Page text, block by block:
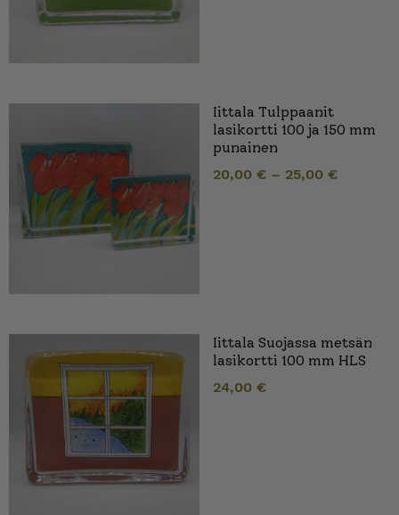
Iittala Tulppaanit
lasikortti 100 ja 150 mm
punainen
20,00 € – 25,00 €
Iittala Suojassa metsän
lasikortti 100 mm HLS
24,00 €